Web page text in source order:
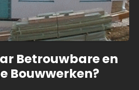
Betrouwbare en
Bouwwerken?